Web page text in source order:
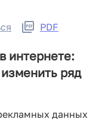
PDF
интернете:
ряд
данных